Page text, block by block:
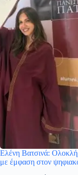
Ελένη Βατσινά:
με έμφαση στον